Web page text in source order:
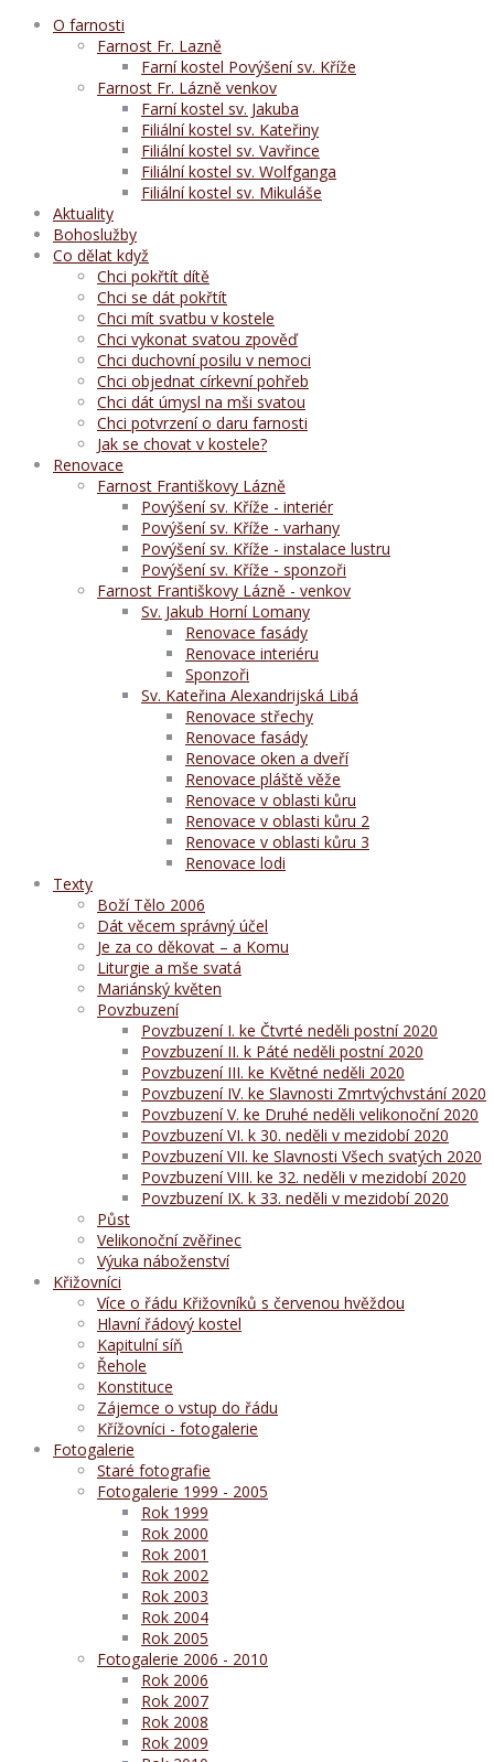
O farnosti
Farnost Fr. Lazně
Farní kostel Povýšení sv. Kříže
Farnost Fr. Lázně venkov
Farní kostel sv. Jakuba
Filiální kostel sv. Kateřiny
Filiální kostel sv. Vavřince
Filiální kostel sv. Wolfganga
Filiální kostel sv. Mikuláše
Aktuality
Bohoslužby
Co dělat když
Chci pokřtít dítě
Chci se dát pokřtít
Chci mít svatbu v kostele
Chci vykonat svatou zpověď
Chci duchovní posilu v nemoci
Chci objednat církevní pohřeb
Chci dát úmysl na mši svatou
Chci potvrzení o daru farnosti
Jak se chovat v kostele?
Renovace
Farnost Františkovy Lázně
Povýšení sv. Kříže - interiér
Povýšení sv. Kříže - varhany
Povýšení sv. Kříže - instalace lustru
Povýšení sv. Kříže - sponzoři
Farnost Františkovy Lázně - venkov
Sv. Jakub Horní Lomany
Renovace fasády
Renovace interiéru
Sponzoři
Sv. Kateřina Alexandrijská Libá
Renovace střechy
Renovace fasády
Renovace oken a dveří
Renovace pláště věže
Renovace v oblasti kůru
Renovace v oblasti kůru 2
Renovace v oblasti kůru 3
Renovace lodi
Texty
Boží Tělo 2006
Dát věcem správný účel
Je za co děkovat – a Komu
Liturgie a mše svatá
Mariánský květen
Povzbuzení
Povzbuzení I. ke Čtvrté neděli postní 2020
Povzbuzení II. k Páté neděli postní 2020
Povzbuzení III. ke Květné neděli 2020
Povzbuzení IV. ke Slavnosti Zmrtvýchvstání 2020
Povzbuzení V. ke Druhé neděli velikonoční 2020
Povzbuzení VI. k 30. neděli v mezidobí 2020
Povzbuzení VII. ke Slavnosti Všech svatých 2020
Povzbuzení VIII. ke 32. neděli v mezidobí 2020
Povzbuzení IX. k 33. neděli v mezidobí 2020
Půst
Velikonoční zvěřinec
Výuka náboženství
Křižovníci
Více o řádu Křižovníků s červenou hvěždou
Hlavní řádový kostel
Kapitulní síň
Řehole
Konstituce
Zájemce o vstup do řádu
Křížovníci - fotogalerie
Fotogalerie
Staré fotografie
Fotogalerie 1999 - 2005
Rok 1999
Rok 2000
Rok 2001
Rok 2002
Rok 2003
Rok 2004
Rok 2005
Fotogalerie 2006 - 2010
Rok 2006
Rok 2007
Rok 2008
Rok 2009